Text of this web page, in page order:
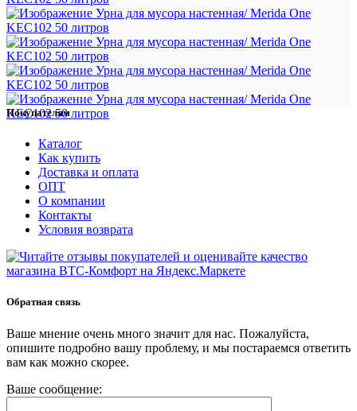
Покупателям
Каталог
Как купить
Доставка и оплата
ОПТ
О компании
Контакты
Условия возврата
Обратная связь
Ваше мнение очень много значит для нас. Пожалуйста,
опишите подробно вашу проблему, и мы постараемся ответить
вам как можно скорее.
Ваше сообщение: